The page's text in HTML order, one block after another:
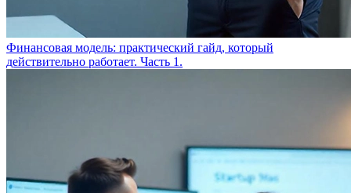
Финансовая модель: практический гайд, который
действительно работает. Часть 1.